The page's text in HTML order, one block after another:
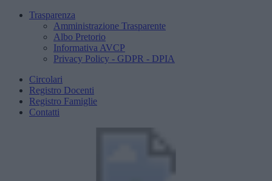
Trasparenza
Amministrazione Trasparente
Albo Pretorio
Informativa AVCP
Privacy Policy - GDPR - DPIA
Circolari
Registro Docenti
Registro Famiglie
Contatti